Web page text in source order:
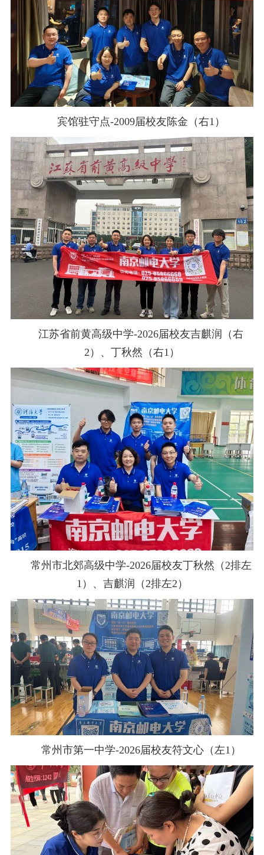
宾馆驻守点-2009届校友陈金（右1 ）
江苏省前黄高级中学-2026届校友吉麒润（右
2 ）、丁秋然（右1 ）
常州市北郊高级中学-2026届校友丁秋然（ 2排左
1 ）、吉麒润（ 2排左2 ）
常州市第一中学-2026届校友符文心（左1 ）